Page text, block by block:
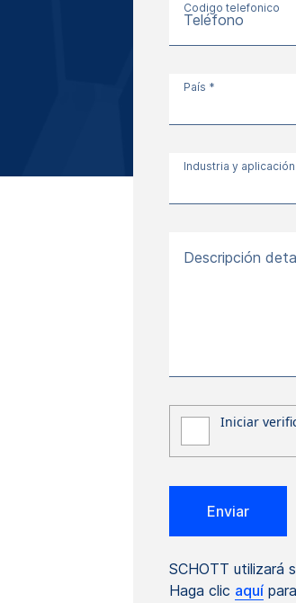
Codigo telefonico
Teléfono
País *
Industria y
Descripción
SCHOTT utilizará
Haga clic aquí